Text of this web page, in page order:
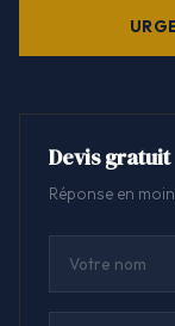
Devis gratuit
Réponse en